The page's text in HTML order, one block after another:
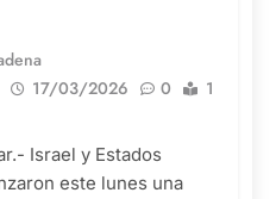
17/03/2026 0
1
Israel y Estados
este lunes una